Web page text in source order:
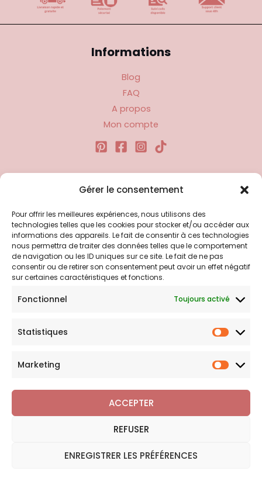
Gérer le consentement
Pour offrir les meilleures expériences, nous utilisons des
technologies telles que les cookies pour stocker et/ou accéder aux
informations des appareils. Le fait de consentir à ces technologies
nous permettra de traiter des données telles que le comportement
de navigation ou les ID uniques sur ce site. Le fait de ne pas
consentir ou de retirer son consentement peut avoir un effet négatif
sur certaines caractéristiques et fonctions.
Fonctionnel Toujours activé
Statistiques
Marketing
ACCEPTER
REFUSER
ENREGISTRER LES PRÉFÉRENCES
Informations
Blog
FAQ
A propos
Mon compte
Liens utiles
Politique d’expédition
Politique de confidentialité
Politique de remboursements
Conditions générales de vente et d’utilisation
Bijoux Breloque est votre boutique en ligne de référence sur
bijoux ou une demande sur votre commande,
contactez-
Copyright © 2026 Bijoux Breloque